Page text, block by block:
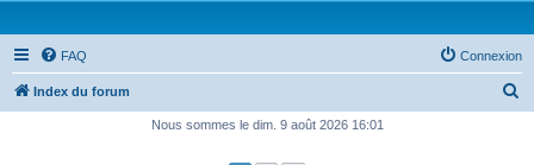
FAQ Connexion
Index du forum
Nous sommes le dim. 9 août 2026 16:01